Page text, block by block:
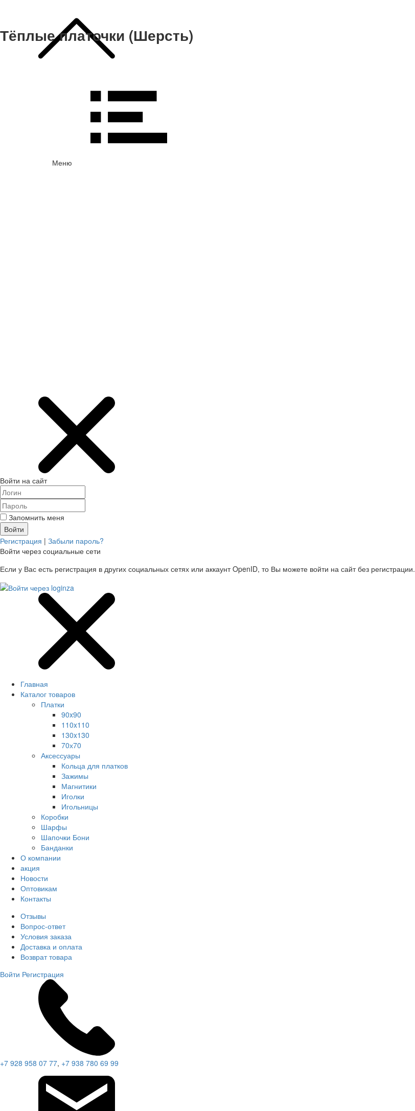
Меню
Войти на сайт
Запомнить меня
Регистрация | Забыли пароль?
Войти через социальные сети
Если у Вас есть регистрация в других социальных сетях или аккаунт OpenID, то Вы можете войти на сайт без регистрации.
Главная
Каталог товаров
Платки
90x90
110x110
130x130
70х70
Аксессуары
Кольца для платков
Зажимы
Магнитики
Иголки
Игольницы
Коробки
Шарфы
Шапочки Бони
Банданки
О компании
акция
Новости
Оптовикам
Контакты
Отзывы
Вопрос-ответ
Условия заказа
Доставка и оплата
Возврат товара
Войти Регистрация
+7 928 958 07 77, +7 938 780 69 99
Тёплые платочки (Шерсть)